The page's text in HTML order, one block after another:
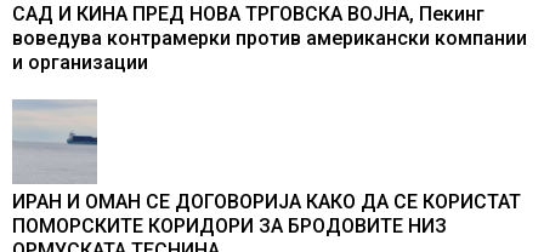
САД И КИНА ПРЕД НОВА ТРГОВСКА ВОЈНА, Пекинг
воведува контрамерки против американски компании
и организации
ИРАН И ОМАН СЕ ДОГОВОРИЈА КАКО ДА СЕ КОРИСТАТ
ПОМОРСКИТЕ КОРИДОРИ ЗА БРОДОВИТЕ НИЗ